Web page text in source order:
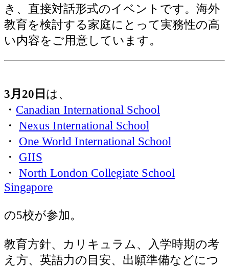
き、直接対話形式のイベントです。海外
教育を検討する家庭にとって実務性の高
い内容をご用意しています。
3月20日 は、
・ Canadian International School
・ Nexus International School
・ One World International School
・ GIIS
・ North London Collegiate School
Singapore
の5校が参加。
教育方針、カリキュラム、入学時期の考
え方、英語力の目安、出願準備などにつ